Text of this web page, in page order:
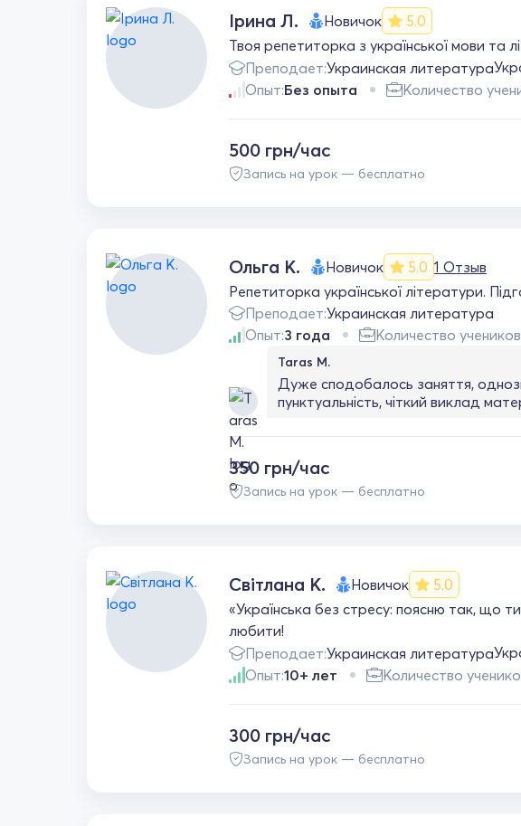
Ірина Л. Новичок
5.0
Твоя репетиторка з української мови та
Преподает:Украинская литература
Опыт:Без опыта Количество
500 грн/час
Запись на урок — бесплатно
Ольга К. Новичок 5.0 1 Отзыв
Репетиторка української літератури.
Преподает:Украинская литература
Опыт:3 года Количество
Taras M.
Дуже сподобалось заняття,
пунктуальність, чіткий виклад
350 грн/час
Запись на урок — бесплатно
Світлана К. Новичок
5.0
«Українська без стресу: поясню так, що
любити!
Преподает:Украинская литература
Опыт:10+ лет Количество
300 грн/час
Запись на урок — бесплатно